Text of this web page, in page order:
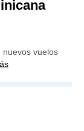
nuevos vuelos